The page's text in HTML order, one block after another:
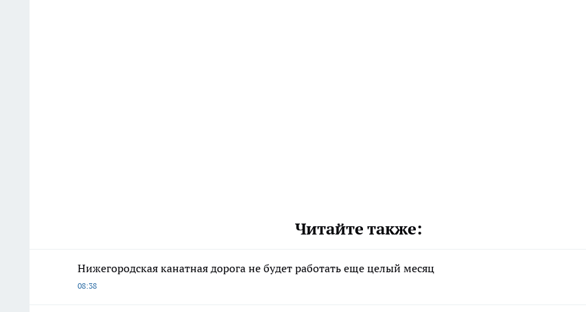
Читайте также:
Нижегородская канатная дорога не будет работать еще целый месяц
08:38